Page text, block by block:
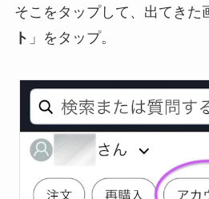
そこをタップして、出てきた
ト 」をタップ。